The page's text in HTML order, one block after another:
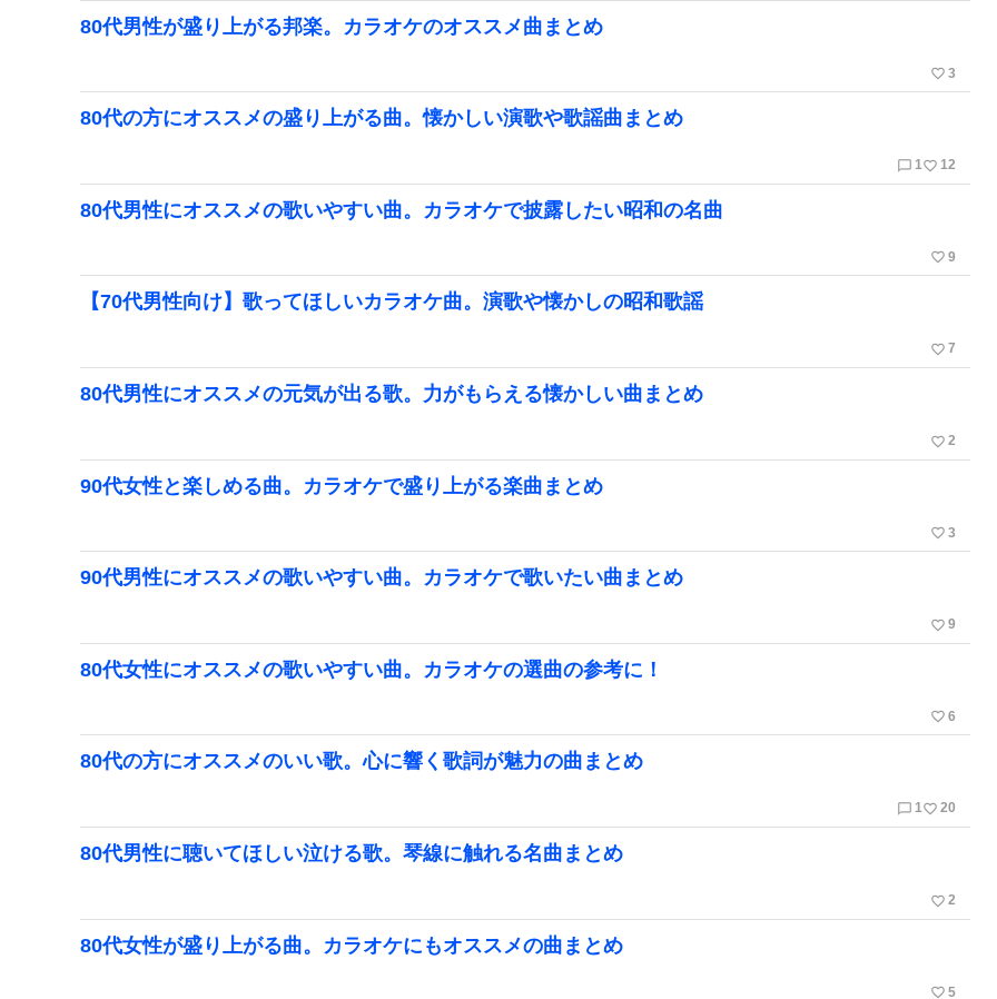
80代男性が盛り上がる邦楽。カラオケのオススメ曲まとめ
favorite_border 3
80代の方にオススメの盛り上がる曲。懐かしい演歌や歌謡曲まとめ
chat_bubble_outline 1 favorite_border 12
80代男性にオススメの歌いやすい曲。カラオケで披露したい昭和の名曲
favorite_border 9
【70代男性向け】歌ってほしいカラオケ曲。演歌や懐かしの昭和歌謡
favorite_border 7
80代男性にオススメの元気が出る歌。力がもらえる懐かしい曲まとめ
favorite_border 2
90代女性と楽しめる曲。カラオケで盛り上がる楽曲まとめ
favorite_border 3
90代男性にオススメの歌いやすい曲。カラオケで歌いたい曲まとめ
favorite_border 9
80代女性にオススメの歌いやすい曲。カラオケの選曲の参考に！
favorite_border 6
80代の方にオススメのいい歌。心に響く歌詞が魅力の曲まとめ
chat_bubble_outline 1favorite_border 20
80代男性に聴いてほしい泣ける歌。琴線に触れる名曲まとめ
favorite_border 2
80代女性が盛り上がる曲。カラオケにもオススメの曲まとめ
favorite_border 5